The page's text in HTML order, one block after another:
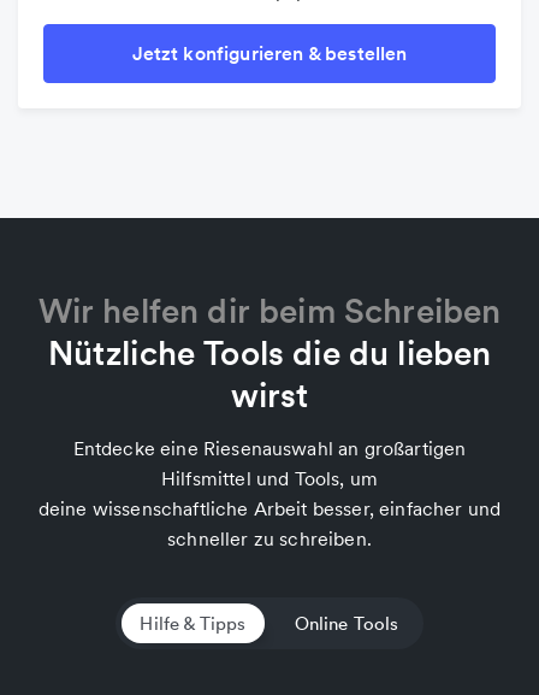
Jetzt konfigurieren & bestellen
Wir helfen dir beim Schreiben
Nützliche Tools die du lieben
wirst
Entdecke eine Riesenauswahl an großartigen
Hilfsmittel und Tools, um
deine wissenschaftliche Arbeit besser, einfacher und
schneller zu schreiben.
Hilfe & Tipps Online Tools